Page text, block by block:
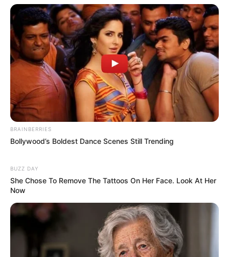
BRAINBERRIES
Bollywood’s Boldest Dance Scenes Still Trending
BUZZ DAY
She Chose To Remove The Tattoos On Her Face. Look At Her
Now